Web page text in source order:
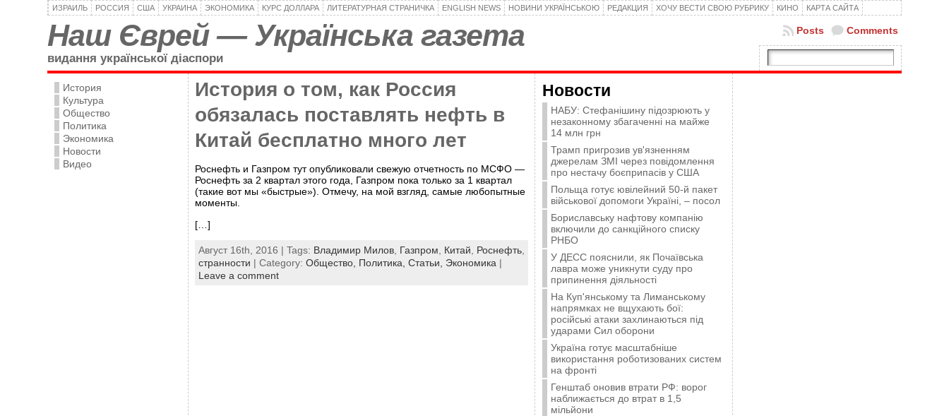
ИЗРАИЛЬ РОССИЯ США УКРАИНА ЭКОНОМИКА КУРС ДОЛЛАРА ЛИТЕРАТУРНАЯ СТРАНИЧКА ENGLISH NEWS НОВИНИ УКРАЇНСЬКОЮ РЕДАКЦИЯ ХОЧУ ВЕСТИ СВОЮ РУБРИКУ КИНО КАРТА САЙТА
Наш Єврей — Українська газета
видання української діаспори
Comments
Posts
История
Культура
Общество
Политика
Экономика
Новости
Видео
История о том, как Россия
обязалась поставлять нефть в
Китай бесплатно много лет
Роснефть и Газпром тут опубликовали свежую отчетность по МСФО —
Роснефть за 2 квартал этого года, Газпром пока только за 1 квартал
(такие вот мы «быстрые»). Отмечу, на мой взгляд, самые любопытные
моменты.
[…]
Август 16th, 2016 | Tags: Владимир Милов Газпром Китай Роснефть
странности | Category: Общество, Политика, Статьи, Экономика |
Leave a comment
Новости
НАБУ: Стефанішину підозрюють у
незаконному збагаченні на майже
14 млн грн
Трамп пригрозив ув'язненням
джерелам ЗМІ через повідомлення
про нестачу боєприпасів у США
Польща готує ювілейний 50-й пакет
військової допомоги Україні, – посол
Бориславську нафтову компанію
включили до санкційного списку
РНБО
У ДЕСС пояснили, як Почаївська
лавра може уникнути суду про
припинення діяльності
На Куп'янському та Лиманському
напрямках не вщухають бої:
російські атаки захлинаються під
ударами Сил оборони
Україна готує масштабніше
використання роботизованих систем
на фронті
Генштаб оновив втрати РФ: ворог
наближається до втрат в 1,5
мільйони